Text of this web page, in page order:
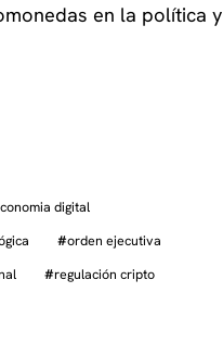
en la política y
digital
#orden ejecutiva
#regulación cripto